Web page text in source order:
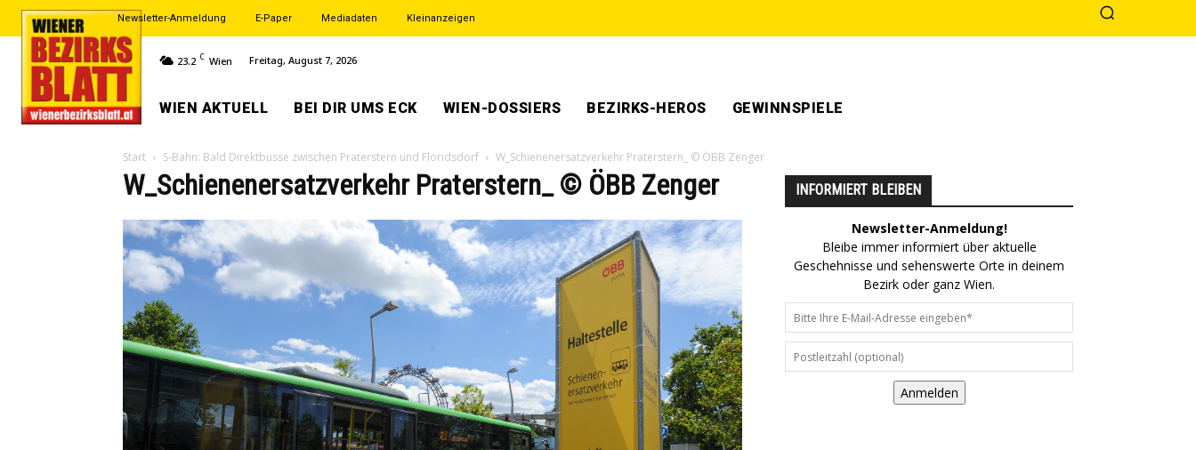
Newsletter-Anmeldung E-Paper Mediadaten Kleinanzeigen
23.2 C Wien Freitag, August 7, 2026
WIEN AKTUELL BEI DIR UMS ECK WIEN-DOSSIERS BEZIRKS-HEROS GEWINNSPIELE
Start S-Bahn: Bald Direktbusse zwischen Praterstern und Floridsdorf W_Schienenersatzverkehr Praterstern_ © ÖBB Zenger
W_Schienenersatzverkehr Praterstern_ © ÖBB Zenger INFORMIERT BLEIBEN
Newsletter-Anmeldung!
Bleibe immer informiert über aktuelle
Geschehnisse und sehenswerte Orte in deinem
Bezirk oder ganz Wien.
Anmelden